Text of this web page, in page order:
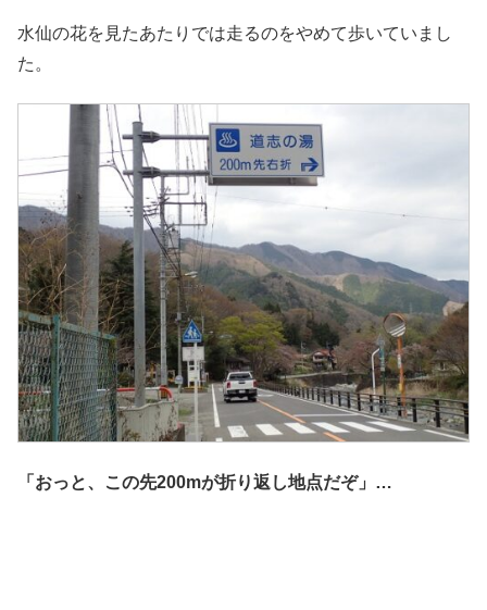
水仙の花を見たあたりでは走るのをやめて歩いていまし
た。
「おっと、この先200mが折り返し地点だぞ」…